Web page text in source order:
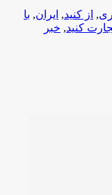
, از کنید, ایران, با
کنید, خبر